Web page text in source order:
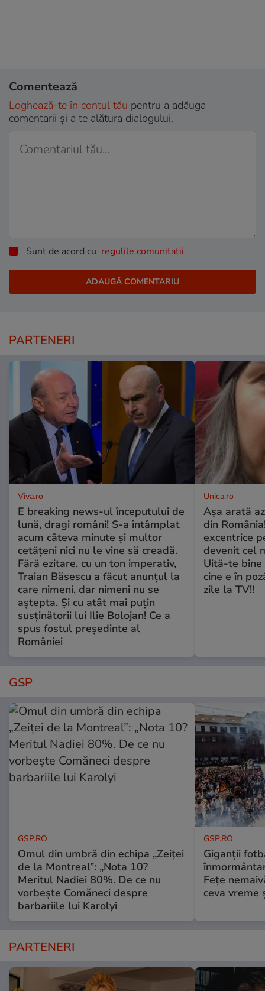
Comentează
Loghează-te în contul tău pentru a adăuga
comentarii și a te alătura dialogului.
Sunt de acord cu regulile comunitatii
PARTENERI
Viva.ro
E breaking news-ul începutului de
lună, dragi români! S-a întâmplat
acum câteva minute și multor
cetățeni nici nu le vine să creadă.
Fără ezitare, cu un ton imperativ,
Traian Băsescu a făcut anunțul la
care nimeni, dar nimeni nu se
aștepta. Și cu atât mai puțin
susținătorii lui Ilie Bolojan! Ce a
spus fostul președinte al
României
Unica.ro
Așa arată
din
excentrice
devenit cel
Uită-te bine
cine e în
zile la TV!!
GSP
GSP.RO
Omul din umbră din echipa „Zeiței
de la Montreal”: „Nota 10?
Meritul Nadiei 80%. De ce nu
vorbește Comăneci despre
barbariile lui Karolyi
GSP.RO
Giganții
Fețe
ceva vreme
PARTENERI